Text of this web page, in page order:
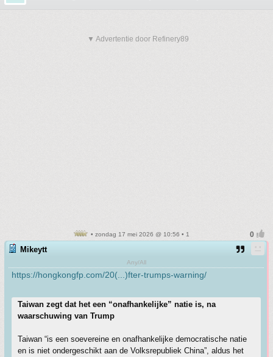
▼ Advertentie door Refinery89
• zondag 17 mei 2026 @ 10:56 • 1
Mikeytt
Any/All
https://hongkongfp.com/20(...)fter-trumps-warning/
Taiwan zegt dat het een “onafhankelijke” natie is, na
waarschuwing van Trump
Taiwan “is een soevereine en onafhankelijke democratische natie
en is niet ondergeschikt aan de Volksrepubliek China”, aldus het